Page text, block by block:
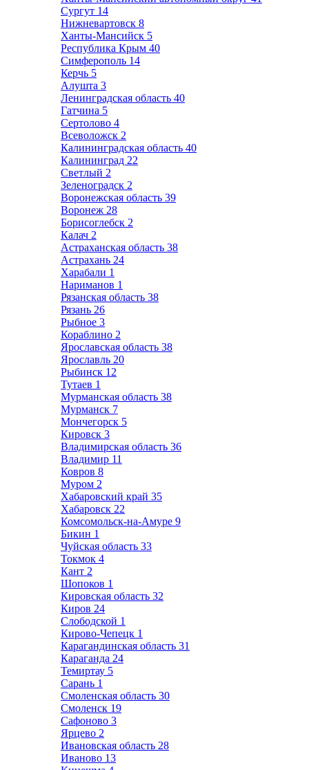
Сургут 14
Нижневартовск 8
Ханты-Мансийск 5
Республика Крым 40
Симферополь 14
Керчь 5
Алушта 3
Ленинградская область 40
Гатчина 5
Сертолово 4
Всеволожск 2
Калининградская область 40
Калининград 22
Светлый 2
Зеленоградск 2
Воронежская область 39
Воронеж 28
Борисоглебск 2
Калач 2
Астраханская область 38
Астрахань 24
Харабали 1
Нариманов 1
Рязанская область 38
Рязань 26
Рыбное 3
Кораблино 2
Ярославская область 38
Ярославль 20
Рыбинск 12
Тутаев 1
Мурманская область 38
Мурманск 7
Мончегорск 5
Кировск 3
Владимирская область 36
Владимир 11
Ковров 8
Муром 2
Хабаровский край 35
Хабаровск 22
Комсомольск-на-Амуре 9
Бикин 1
Чуйская область 33
Токмок 4
Кант 2
Шопоков 1
Кировская область 32
Киров 24
Слободской 1
Кирово-Чепецк 1
Карагандинская область 31
Караганда 24
Темиртау 5
Сарань 1
Смоленская область 30
Смоленск 19
Сафоново 3
Ярцево 2
Ивановская область 28
Иваново 13